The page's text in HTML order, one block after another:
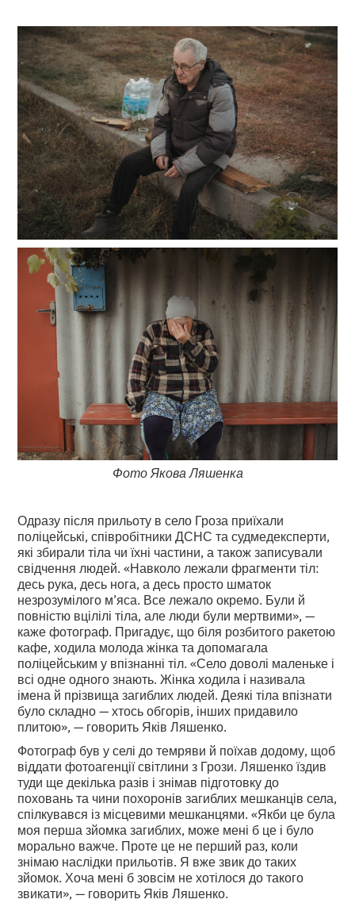
Фото Якова Ляшенка
Одразу після прильоту в село Гроза приїхали
поліцейські, співробітники ДСНС та судмедексперти,
які збирали тіла чи їхні частини, а також записували
свідчення людей. «Навколо лежали фрагменти тіл:
десь рука, десь нога, а десь просто шматок
незрозумілого м’яса. Все лежало окремо. Були й
повністю вцілілі тіла, але люди були мертвими», —
каже фотограф. Пригадує, що біля розбитого ракетою
кафе, ходила молода жінка та допомагала
поліцейським у впізнанні тіл. «Село доволі маленьке і
всі одне одного знають. Жінка ходила і називала
імена й прізвища загиблих людей. Деякі тіла впізнати
було складно — хтось обгорів, інших придавило
плитою», — говорить Яків Ляшенко.
Фотограф був у селі до темряви й поїхав додому, щоб
віддати фотоагенції світлини з Грози. Ляшенко їздив
туди ще декілька разів і знімав підготовку до
поховань та чини похоронів загиблих мешканців села,
спілкувався із місцевими мешканцями. «Якби це була
моя перша зйомка загиблих, може мені б це і було
морально важче. Проте це не перший раз, коли
знімаю наслідки прильотів. Я вже звик до таких
зйомок. Хоча мені б зовсім не хотілося до такого
звикати», — говорить Яків Ляшенко.